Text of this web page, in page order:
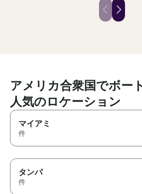
bathrooms were clean and
アメリカ合衆国でボー
人気のロケーション
マイアミ
件
タンパ
件